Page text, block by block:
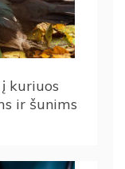
kuriuos
ir šunims